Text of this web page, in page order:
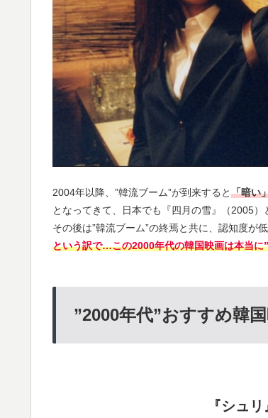
2004年以降、”韓流ブーム”が到来すると「暗い
となってきて、日本でも『四月の雪』（2005
その後は”韓流ブーム”の終焉と共に、認知度が
という訳で…この2000年代の韓国映画は本当に
”2000年代”おすすめ韓
『シュリ